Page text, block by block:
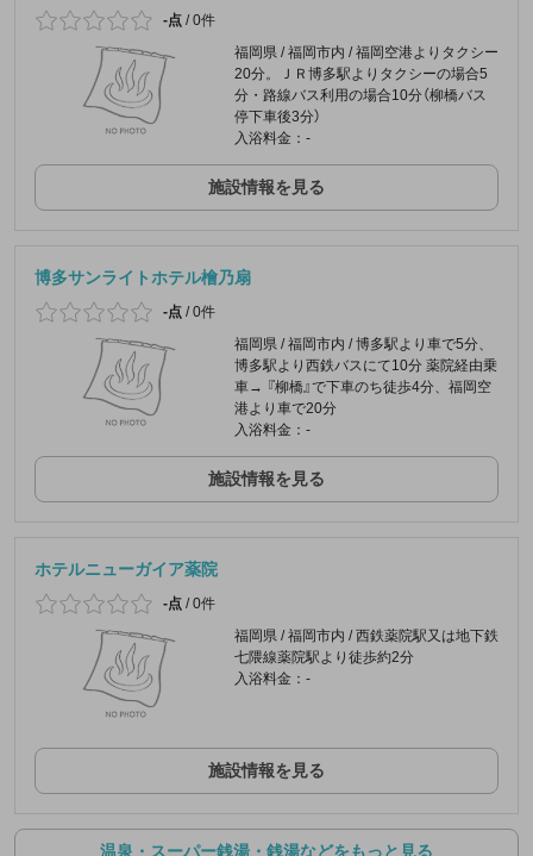
-点 /0件
福岡県 / 福岡市内 / 福岡空港よりタクシー
20分。ＪＲ博多駅よりタクシーの場合5
分・路線バス利用の場合10分（柳橋バス
停下車後3分）
入浴料金：-
施設情報を見る
博多サンライトホテル檜乃扇
-点 /0件
福岡県 / 福岡市内 / 博多駅より車で5分、
博多駅より西鉄バスにて10分 薬院経由乗
車→ 『柳橋』で下車のち徒歩4分、福岡空
港より車で20分
入浴料金：-
施設情報を見る
ホテルニューガイア薬院
-点 /0件
福岡県 / 福岡市内 / 西鉄薬院駅又は地下鉄
七隈線薬院駅より徒歩約2分
入浴料金：-
施設情報を見る
温泉・スーパー銭湯・銭湯などをもっと見る